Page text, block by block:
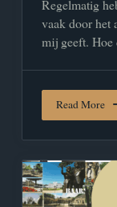
Regelmatig
vaak door het
mij geeft. Hoe
Read More